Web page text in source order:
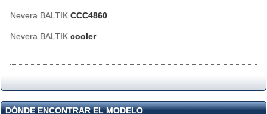
Nevera BALTIK CCC4860
Nevera BALTIK cooler
DÓNDE ENCONTRAR EL MODELO